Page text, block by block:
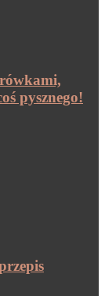
pysznego!